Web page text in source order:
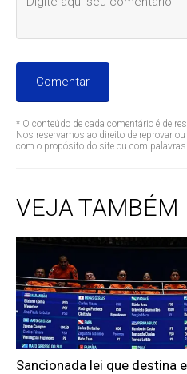
Comentar
* O conteúdo de cada comentário é de
Nos reservamos ao direito de reprovar
com o propósito do site ou com
VEJA TAMBÉM
Sancionada lei que destina